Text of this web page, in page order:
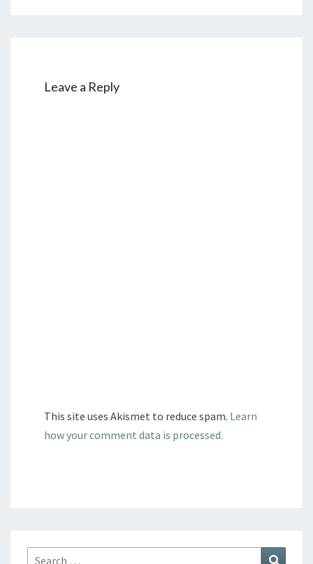
Leave a Reply
This site uses Akismet to reduce spam. Learn
how your comment data is processed.
Search